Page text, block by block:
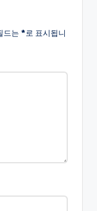
드는 *로 표시됩니